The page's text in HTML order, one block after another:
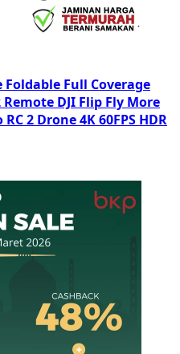
Foldable Full Coverage
DJI Flip Fly More
2 Drone 4K 60FPS HDR